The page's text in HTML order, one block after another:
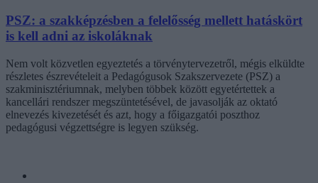
PSZ: a szakképzésben a felelősség mellett hatáskört
is kell adni az iskoláknak
Nem volt közvetlen egyeztetés a törvénytervezetről, mégis elküldte
részletes észrevételeit a Pedagógusok Szakszervezete (PSZ) a
szakminisztériumnak, melyben többek között egyetértettek a
kancellári rendszer megszüntetésével, de javasolják az oktató
elnevezés kivezetését és azt, hogy a főigazgatói poszthoz
pedagógusi végzettségre is legyen szükség.